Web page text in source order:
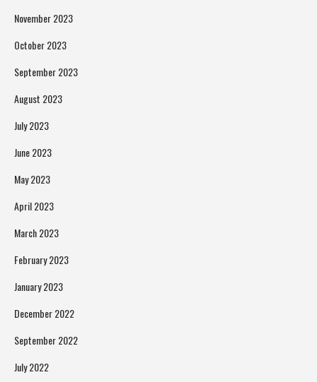
November 2023
October 2023
September 2023
August 2023
July 2023
June 2023
May 2023
April 2023
March 2023
February 2023
January 2023
December 2022
September 2022
July 2022